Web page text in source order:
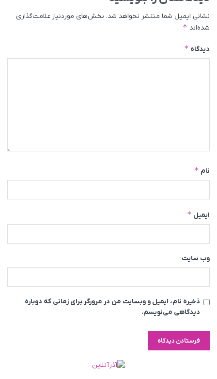
نشانی ایمیل شما منتشر نخواهد شد. بخش‌های موردنیاز علامت‌گذاری
شده‌اند *
دیدگاه *
نام *
ایمیل *
وب‌ سایت
ذخیره نام، ایمیل و وبسایت من در مرورگر برای زمانی که دوباره
دیدگاهی می‌نویسم.